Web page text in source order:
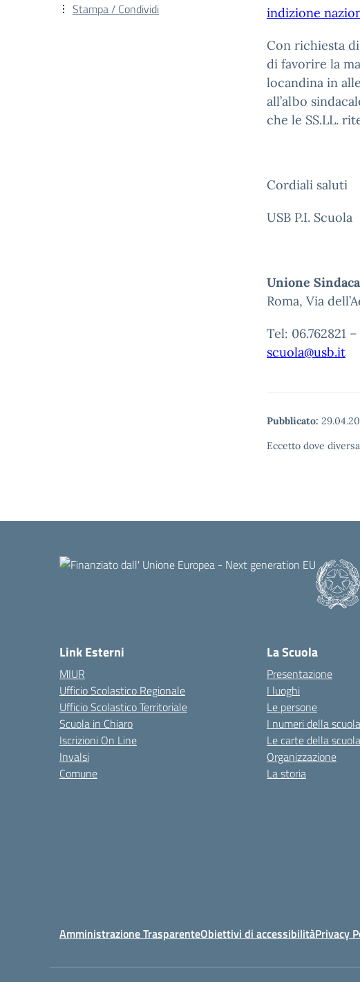
indizione
Con richiesta
di favorire la
locandina in
all’albo
che le SS.LL.
Cordiali saluti
USB P.I. Scuola
Unione
Roma, Via
Tel: 06.762821
scuola@usb.it
Pubblicato:
Eccetto dove
Stampa / Condividi
Link Esterni
MIUR
Ufficio Scolastico Regionale
Ufficio Scolastico Territoriale
Scuola in Chiaro
Iscrizioni On Line
Invalsi
Comune
La Scuola
Presentazione
I luoghi
Le persone
I numeri della scuola
Le carte della scuola
Organizzazione
La storia
Amministrazione TrasparenteObiettivi di accessibilitàPrivacy